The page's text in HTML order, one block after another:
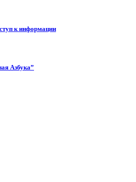
к информации
Азбука”